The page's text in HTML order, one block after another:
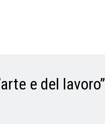
e del lavoro”